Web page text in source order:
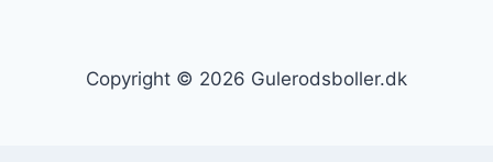
Copyright © 2026 Gulerodsboller.dk